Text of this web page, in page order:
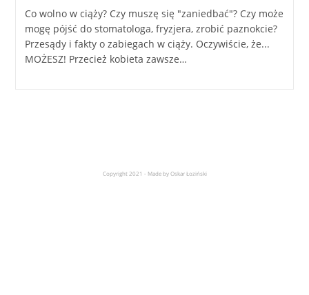
Co wolno w ciąży? Czy muszę się "zaniedbać"? Czy może
mogę pójść do stomatologa, fryzjera, zrobić paznokcie?
Przesądy i fakty o zabiegach w ciąży. Oczywiście, że...
MOŻESZ! Przecież kobieta zawsze…
Copyright 2021 - Made by Oskar Łoziński